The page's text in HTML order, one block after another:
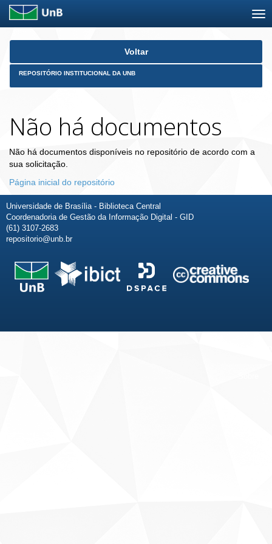
Skip
Voltar
REPOSITÓRIO INSTITUCIONAL DA UNB
Não há documentos
Não há documentos disponíveis no repositório de acordo com a
sua solicitação.
Página inicial do repositório
Universidade de Brasília - Biblioteca Central
Coordenadoria de Gestão da Informação Digital - GID
(61) 3107-2683
repositorio@unb.br